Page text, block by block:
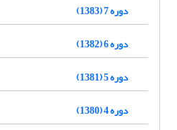
دوره 7 (1383)
دوره 6 (1382)
دوره 5 (1381)
دوره 4 (1380)